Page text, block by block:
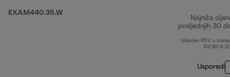
EXAM440.35.W
Najniža
posljednjih 30
Uključen PDV u
107,80 €
Usporedi